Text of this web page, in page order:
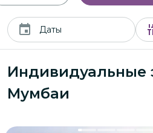
Даты
Индивидуальные
Мумбаи